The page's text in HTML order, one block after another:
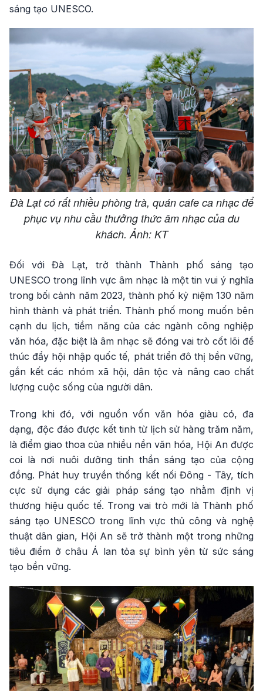
sáng tạo UNESCO.
Đà Lạt có rất nhiều phòng trà, quán cafe ca nhạc để
phục vụ nhu cầu thưởng thức âm nhạc của du
khách. Ảnh: KT
Đối với Đà Lạt, trở thành Thành phố sáng tạo
UNESCO trong lĩnh vực âm nhạc là một tin vui ý nghĩa
trong bối cảnh năm 2023, thành phố kỷ niệm 130 năm
hình thành và phát triển. Thành phố mong muốn bên
cạnh du lịch, tiềm năng của các ngành công nghiệp
văn hóa, đặc biệt là âm nhạc sẽ đóng vai trò cốt lõi để
thúc đẩy hội nhập quốc tế, phát triển đô thị bền vững,
gắn kết các nhóm xã hội, dân tộc và nâng cao chất
lượng cuộc sống của người dân.
Trong khi đó, với nguồn vốn văn hóa giàu có, đa
dạng, độc đáo được kết tinh từ lịch sử hàng trăm năm,
là điểm giao thoa của nhiều nền văn hóa, Hội An được
coi là nơi nuôi dưỡng tinh thần sáng tạo của cộng
đồng. Phát huy truyền thống kết nối Đông - Tây, tích
cực sử dụng các giải pháp sáng tạo nhằm định vị
thương hiệu quốc tế. Trong vai trò mới là Thành phố
sáng tạo UNESCO trong lĩnh vực thủ công và nghệ
thuật dân gian, Hội An sẽ trở thành một trong những
tiêu điểm ở châu Á lan tỏa sự bình yên từ sức sáng
tạo bền vững.